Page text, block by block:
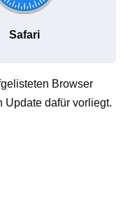
Safari
Browser
Update dafür vorliegt.